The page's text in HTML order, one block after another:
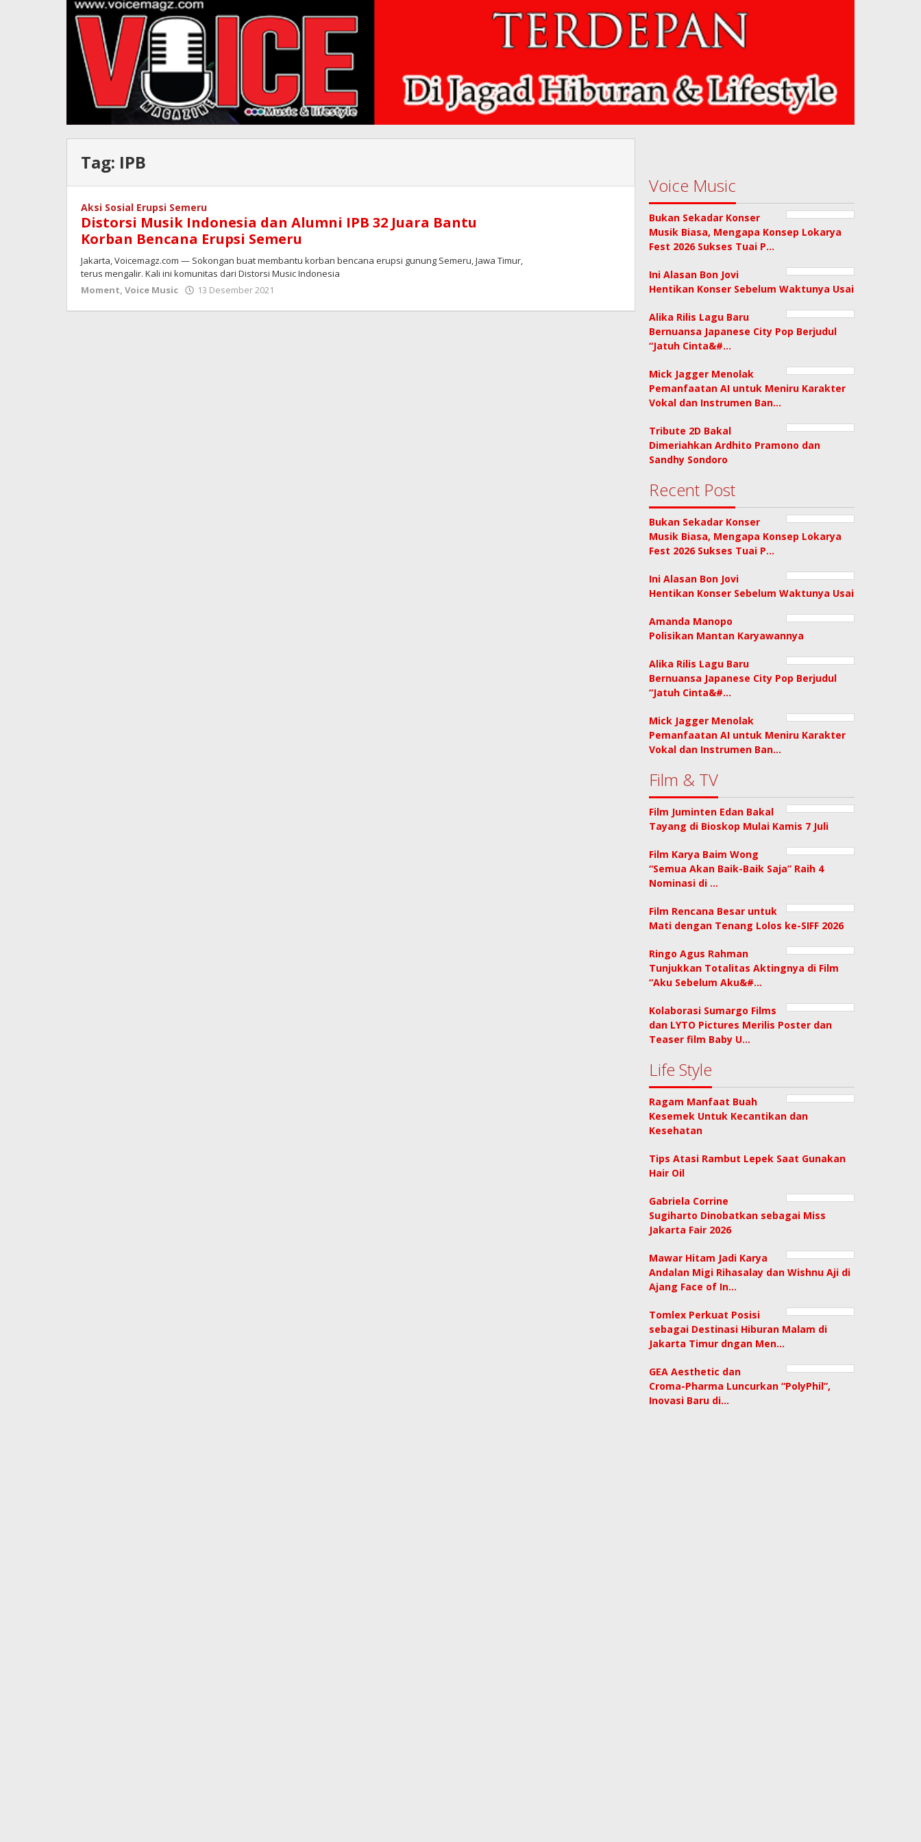
Tag: IPB
Aksi Sosial Erupsi Semeru
Distorsi Musik Indonesia dan Alumni IPB 32 Juara Bantu
Korban Bencana Erupsi Semeru
Jakarta, Voicemagz.com — Sokongan buat membantu korban bencana erupsi gunung Semeru, Jawa Timur,
terus mengalir. Kali ini komunitas dari Distorsi Music Indonesia
Moment, Voice Music 13 Desember 2021
Voice Music
Bukan Sekadar Konser
Musik Biasa, Mengapa Konsep Lokarya
Fest 2026 Sukses Tuai P…
Ini Alasan Bon Jovi
Hentikan Konser Sebelum Waktunya Usai
Alika Rilis Lagu Baru
Bernuansa Japanese City Pop Berjudul
“Jatuh Cinta&#…
Mick Jagger Menolak
Pemanfaatan AI untuk Meniru Karakter
Vokal dan Instrumen Ban…
Tribute 2D Bakal
Dimeriahkan Ardhito Pramono dan
Sandhy Sondoro
Recent Post
Bukan Sekadar Konser
Musik Biasa, Mengapa Konsep Lokarya
Fest 2026 Sukses Tuai P…
Ini Alasan Bon Jovi
Hentikan Konser Sebelum Waktunya Usai
Amanda Manopo
Polisikan Mantan Karyawannya
Alika Rilis Lagu Baru
Bernuansa Japanese City Pop Berjudul
“Jatuh Cinta&#…
Mick Jagger Menolak
Pemanfaatan AI untuk Meniru Karakter
Vokal dan Instrumen Ban…
Film & TV
Film Juminten Edan Bakal
Tayang di Bioskop Mulai Kamis 7 Juli
Film Karya Baim Wong
“Semua Akan Baik-Baik Saja” Raih 4
Nominasi di …
Film Rencana Besar untuk
Mati dengan Tenang Lolos ke-SIFF 2026
Ringo Agus Rahman
Tunjukkan Totalitas Aktingnya di Film
“Aku Sebelum Aku&#…
Kolaborasi Sumargo Films
dan LYTO Pictures Merilis Poster dan
Teaser film Baby U…
Life Style
Ragam Manfaat Buah
Kesemek Untuk Kecantikan dan
Kesehatan
Tips Atasi Rambut Lepek Saat Gunakan
Hair Oil
Gabriela Corrine
Sugiharto Dinobatkan sebagai Miss
Jakarta Fair 2026
Mawar Hitam Jadi Karya
Andalan Migi Rihasalay dan Wishnu Aji di
Ajang Face of In…
Tomlex Perkuat Posisi
sebagai Destinasi Hiburan Malam di
Jakarta Timur dngan Men…
GEA Aesthetic dan
Croma-Pharma Luncurkan “PolyPhil”,
Inovasi Baru di…